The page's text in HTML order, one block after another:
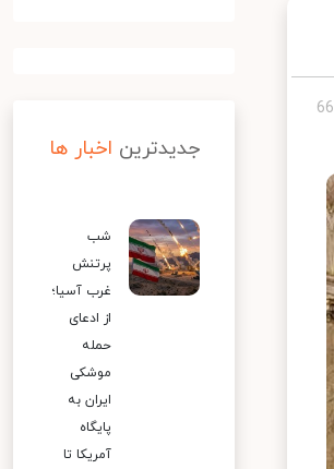
جدیدترین اخبار ها
شب
پرتنش
غرب آسیا؛
از ادعای
حمله
موشکی
ایران به
پایگاه
آمریکا تا